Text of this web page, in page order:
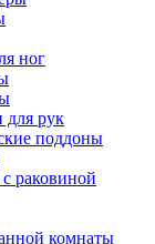
ног
для рук
поддоны
раковиной
комнаты